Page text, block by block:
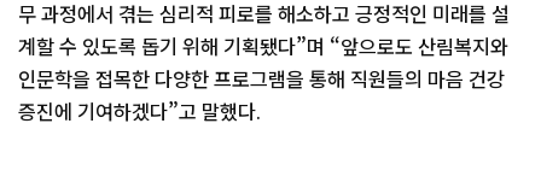
무 과정에서 겪는 심리적 피로를 해소하고 긍정적인 미래를 설
계할 수 있도록 돕기 위해 기획됐다”며 “앞으로도 산림복지와
인문학을 접목한 다양한 프로그램을 통해 직원들의 마음 건강
증진에 기여하겠다”고 말했다.